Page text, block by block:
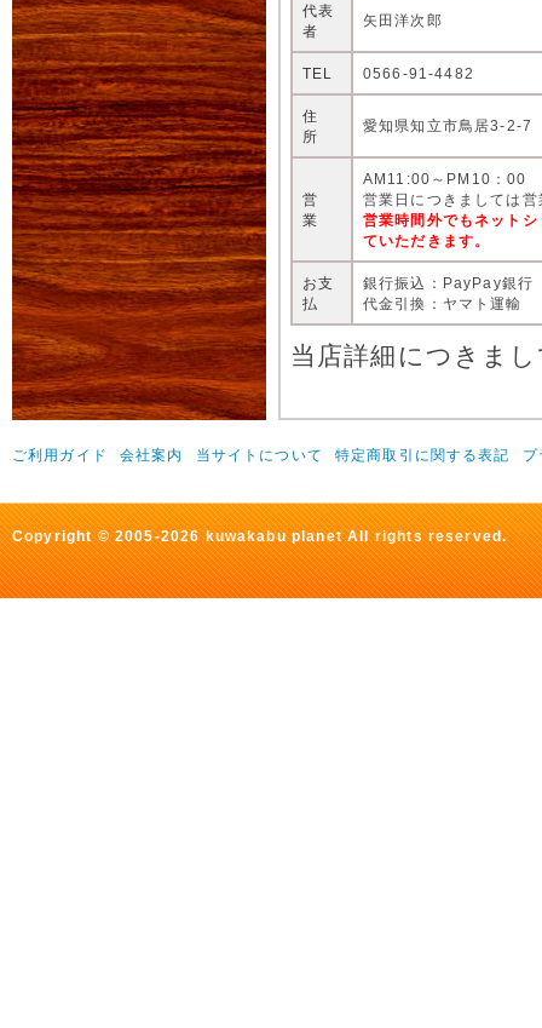
代表
者
矢田洋次郎
TEL 0566-91-4482
住
所
愛知県知立市鳥居3-2-7
営
業
AM11:00～PM10：00
営業日につきましては
営業時間外でもネット
ていただきます。
お支
払
銀行振込：PayPay銀行
代金引換：ヤマト運輸
当店詳細につきま
ご利用ガイド 会社案内 当サイトについて 特定商取引に関する表記 プ
Copyright © 2005-2026 kuwakabu planet All rights reserved.